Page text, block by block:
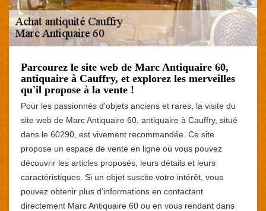
Parcourez le site web de Marc Antiquaire 60,
antiquaire à Cauffry, et explorez les merveilles
qu'il propose à la vente !
Pour les passionnés d'objets anciens et rares, la visite du
site web de Marc Antiquaire 60, antiquaire à Cauffry, situé
dans le 60290, est vivement recommandée. Ce site
propose un espace de vente en ligne où vous pouvez
découvrir les articles proposés, leurs détails et leurs
caractéristiques. Si un objet suscite votre intérêt, vous
pouvez obtenir plus d'informations en contactant
directement Marc Antiquaire 60 ou en vous rendant dans